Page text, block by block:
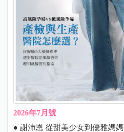
2026年7月號
● 謝沛恩 從甜美少女到優雅媽媽